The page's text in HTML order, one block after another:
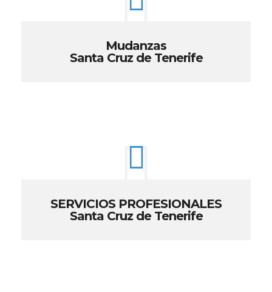
Mudanzas
Santa Cruz de Tenerife
SERVICIOS PROFESIONALES
Santa Cruz de Tenerife